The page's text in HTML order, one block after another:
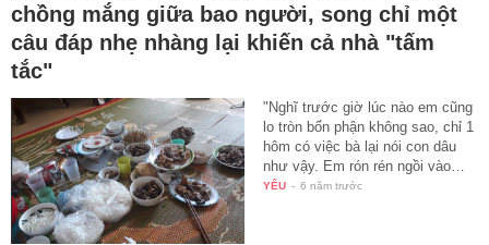
chồng mắng giữa bao người, song chỉ một
câu đáp nhẹ nhàng lại khiến cả nhà "tấm
tắc"
"Nghĩ trước giờ lúc nào em cũng
lo tròn bổn phận không sao, chỉ 1
hôm có việc bà lại nói con dâu
như vậy. Em rón rén ngồi vào…
YÊU - 6 năm trước